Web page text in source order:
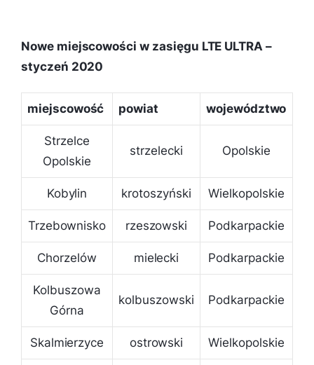
Nowe miejscowości w zasięgu LTE ULTRA –
styczeń 2020
miejscowość powiat województwo
Strzelce
Opolskie
strzelecki Opolskie
Kobylin krotoszyński Wielkopolskie
Trzebownisko rzeszowski Podkarpackie
Chorzelów mielecki Podkarpackie
Kolbuszowa
Górna
kolbuszowski Podkarpackie
Skalmierzyce ostrowski Wielkopolskie